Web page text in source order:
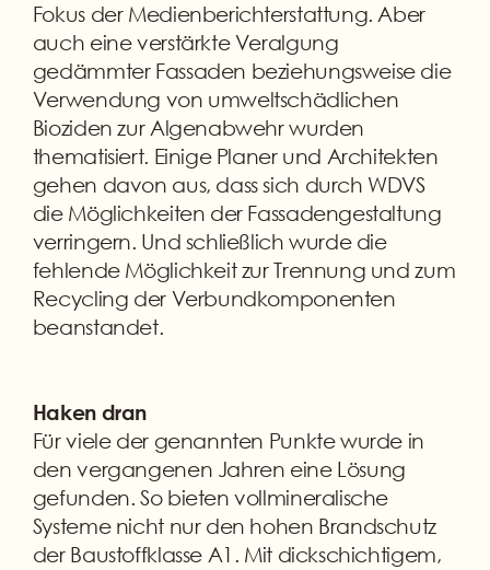
Fokus der Medienberichterstattung. Aber
auch eine verstärkte Veralgung
gedämmter Fassaden beziehungsweise die
Verwendung von umweltschädlichen
Bioziden zur Algenabwehr wurden
thematisiert. Einige Planer und Architekten
gehen davon aus, dass sich durch WDVS
die Möglichkeiten der Fassadengestaltung
verringern. Und schließlich wurde die
fehlende Möglichkeit zur Trennung und zum
Recycling der Verbundkomponenten
beanstandet.
Haken dran
Für viele der genannten Punkte wurde in
den vergangenen Jahren eine Lösung
gefunden. So bieten vollmineralische
Systeme nicht nur den hohen Brandschutz
der Baustoffklasse A1. Mit dickschichtigem,